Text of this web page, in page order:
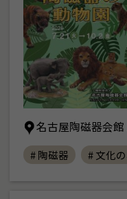
名古屋陶磁器会館
# 陶磁器 # 文化